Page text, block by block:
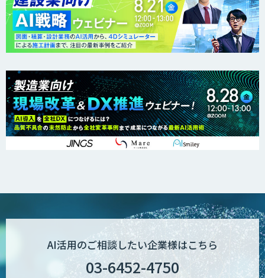
AI活用のご相談したい企業様はこちら
03-6452-4750